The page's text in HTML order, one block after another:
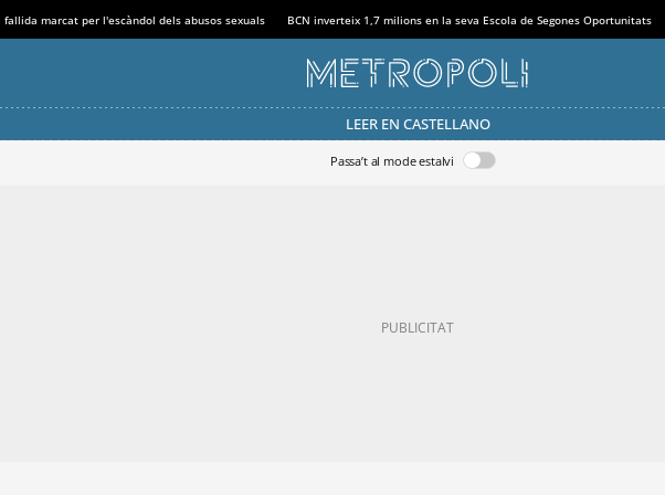
fallida marcat per l'escàndol dels abusos sexuals BCN inverteix 1,7 milions en la seva Escola de Segones Oportunitats
LEER EN CASTELLANO
Passa’t al mode estalvi